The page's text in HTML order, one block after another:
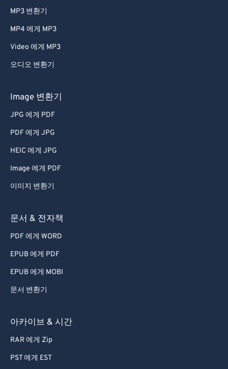
MP3 변환기
MP4 에게 MP3
Video 에게 MP3
오디오 변환기
Image 변환기
JPG 에게 PDF
PDF 에게 JPG
HEIC 에게 JPG
Image 에게 PDF
이미지 변환기
문서 & 전자책
PDF 에게 WORD
EPUB 에게 PDF
EPUB 에게 MOBI
문서 변환기
아카이브 & 시간
RAR 에게 Zip
PST 에게 EST